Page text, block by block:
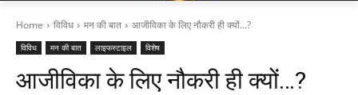
Home विविध मन की बात आजीविका के लिए नौकरी ही क्यों...?
विविध मन की बात लाइफस्टाइल विशेष
आजीविका के लिए नौकरी ही क्यों…?